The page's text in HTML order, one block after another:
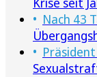
Nach 43